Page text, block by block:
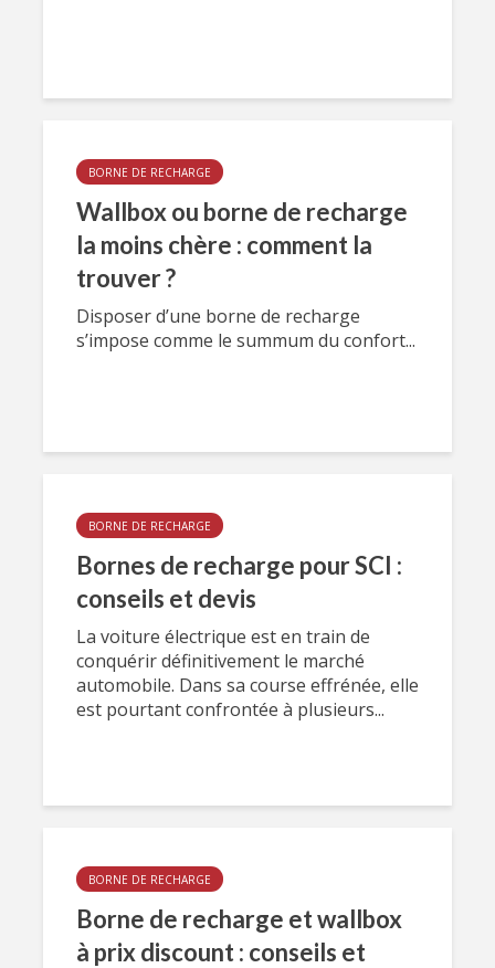
BORNE DE RECHARGE
Wallbox ou borne de recharge
la moins chère : comment la
trouver ?
Disposer d’une borne de recharge
s’impose comme le summum du confort...
BORNE DE RECHARGE
Bornes de recharge pour SCI :
conseils et devis
La voiture électrique est en train de
conquérir définitivement le marché
automobile. Dans sa course effrénée, elle
est pourtant confrontée à plusieurs...
BORNE DE RECHARGE
Borne de recharge et wallbox
à prix discount : conseils et